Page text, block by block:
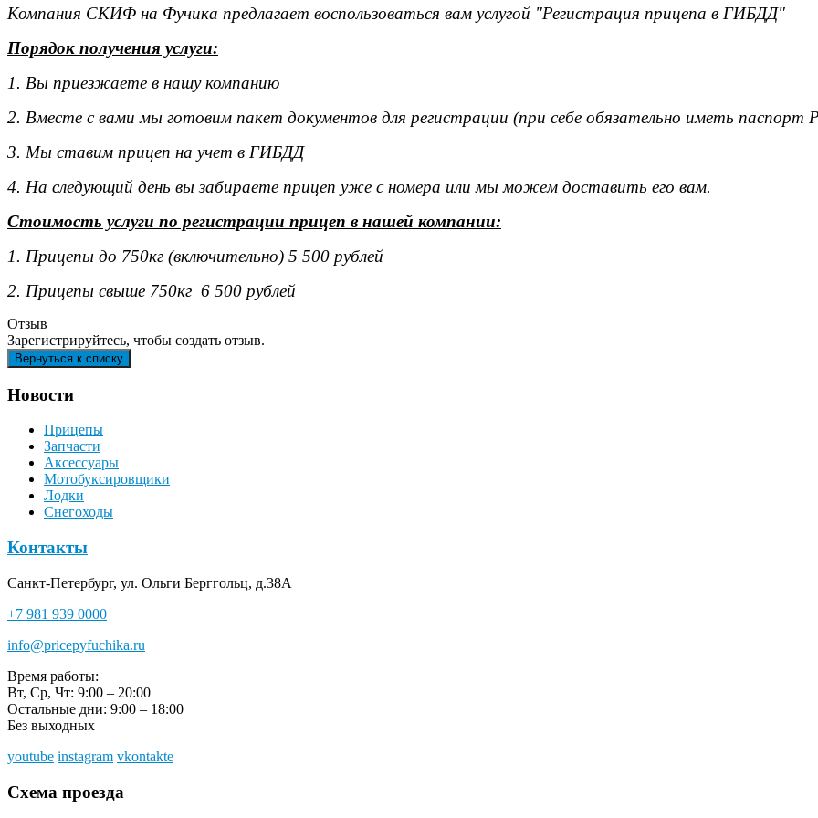
Компания СКИФ на Фучика предлагает воспользоваться вам услугой "Регистрация прицепа в ГИБДД"
Порядок получения услуги:
1. Вы приезжаете в нашу компанию
2. Вместе с вами мы готовим пакет документов для регистрации (при себе обязательно иметь паспорт
3. Мы ставим прицеп на учет в ГИБДД
4. На следующий день вы забираете прицеп уже с номера или мы можем доставить его вам.
Стоимость услуги по регистрации прицеп в нашей компании:
1. Прицепы до 750кг (включительно) 5 500 рублей
2. Прицепы свыше 750кг 6 500 рублей
Отзыв
Зарегистрируйтесь, чтобы создать отзыв.
Новости
Прицепы
Запчасти
Аксессуары
Мотобуксировщики
Лодки
Снегоходы
Контакты
Санкт-Петербург, ул. Ольги Берггольц, д.38А
+7 981 939 0000
info@pricepyfuchika.ru
Время работы:
Вт, Ср, Чт: 9:00 – 20:00
Остальные дни: 9:00 – 18:00
Без выходных
youtube instagram vkontakte
Схема проезда